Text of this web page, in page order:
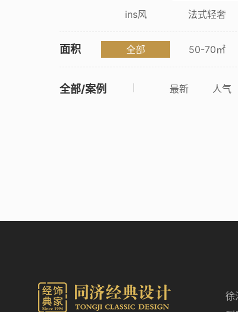
ins风
法式轻奢
面积 全部 50-70㎡
全部/案例 最新 人气
徐